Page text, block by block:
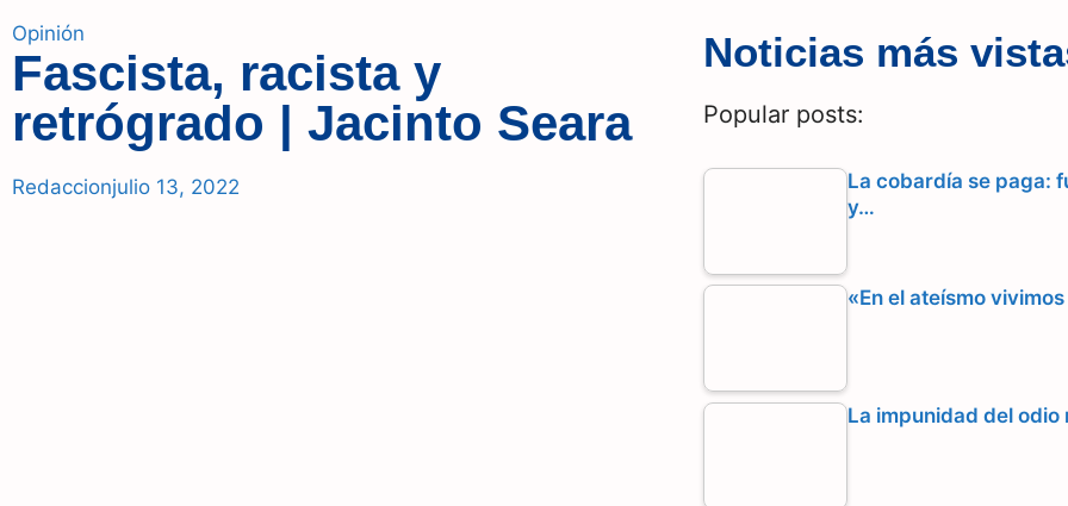
Opinión
Fascista, racista y
retrógrado | Jacinto Seara
Redaccionjulio 13, 2022
Noticias más
Popular posts:
La cobardía se paga:
y…
«En el ateísmo
La impunidad del